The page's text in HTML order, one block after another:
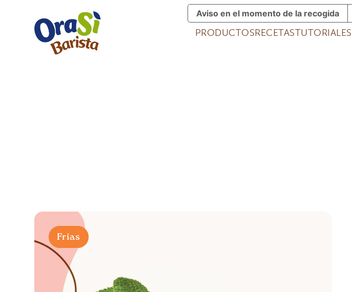
PRODUCTOSRECETASTUTORIALES
Frías
Aviso en el momento de la recogida